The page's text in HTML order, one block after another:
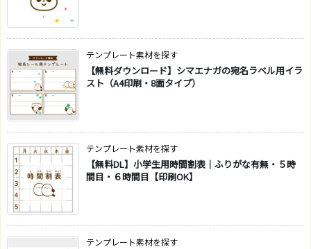
テンプレート素材を探す
【無料ダウンロード】シマエナガの宛名ラベル用イラ
スト（A4印刷・8面タイプ）
テンプレート素材を探す
【無料DL】小学生用時間割表｜ふりがな有無・５時
間目・６時間目【印刷OK】
テンプレート素材を探す